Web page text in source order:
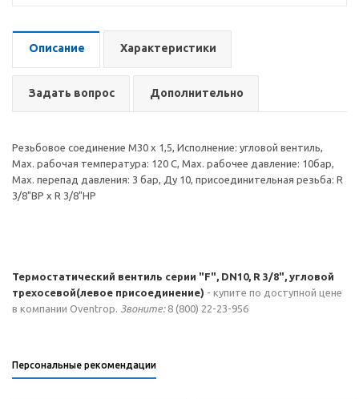
Описание Характеристики
Задать вопрос Дополнительно
Резьбовое соединение M30 x 1,5, Исполнение: угловой вентиль,
Max. рабочая температура: 120 C, Max. рабочее давление: 10бар,
Max. перепад давления: 3 бар, Ду 10, присоединительная резьба: R
3/8"ВР x R 3/8"НР
Термостатический вентиль серии "F", DN10, R 3/8", угловой
трехосевой(левое присоединение) - купите по доступной цене
в компании Oventrop. Звоните:8 (800) 22-23-956
Персональные рекомендации